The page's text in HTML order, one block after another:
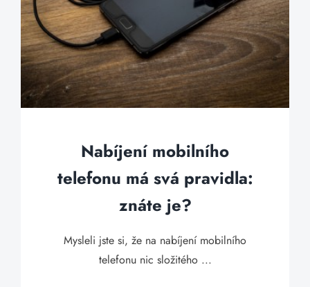
Nabíjení mobilního
telefonu má svá pravidla:
znáte je?
Mysleli jste si, že na nabíjení mobilního
telefonu nic složitého ...